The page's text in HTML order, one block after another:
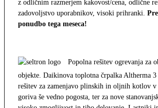
z odličnim razmerjem kakovost/cena, odlične
zadovoljstvo uporabnikov, visoki prihranki.
ponudbo tega meseca!
Popolna rešitev ogrevanja za
objekte. Daikinova toplotna črpalka Altherma
rešitev za zamenjavo plinskih in oljnih kotlov
goriva še vedno pogosta, ter za nove